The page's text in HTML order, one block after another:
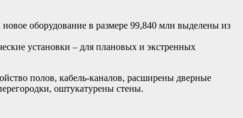
оборудование в размере 99,840 млн выделены из
установки – для плановых и экстренных
полов, кабель-каналов, расширены дверные
оштукатурены стены.